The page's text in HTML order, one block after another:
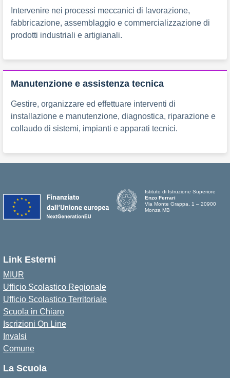
Intervenire nei processi meccanici di lavorazione,
fabbricazione, assemblaggio e commercializzazione di
prodotti industriali e artigianali.
Manutenzione e assistenza tecnica
Gestire, organizzare ed effettuare interventi di
installazione e manutenzione, diagnostica, riparazione e
collaudo di sistemi, impianti e apparati tecnici.
Istituto di Istruzione Superiore
Enzo Ferrari
Via Monte Grappa, 1 – 20900
Monza MB
Link Esterni
MIUR
Ufficio Scolastico Regionale
Ufficio Scolastico Territoriale
Scuola in Chiaro
Iscrizioni On Line
Invalsi
Comune
La Scuola